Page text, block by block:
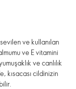
ve kullanılan
ve E vitamini
ve canlılık
kısacası cildinizin